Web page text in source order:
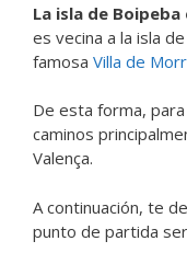
La isla de
es vecina a la isla de
famosa Villa de
De esta forma,
caminos
Valença.
A continuación, te
punto de partida